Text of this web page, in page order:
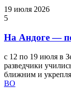
19 июля 2026
5
На Андоге —
с 12 по 19 июля в
разведчики
ближним и
ВО